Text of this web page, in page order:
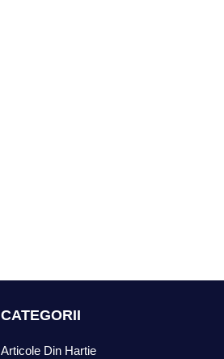
CATEGORII
Articole Din Hartie